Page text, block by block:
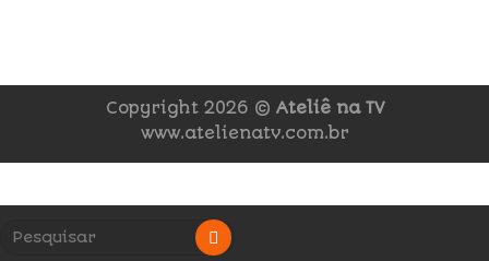
Copyright 2026 © Ateliê na TV
www.atelienatv.com.br